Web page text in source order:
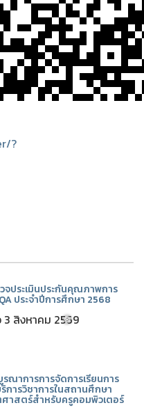
?
จประเมินประกันคุณภาพการ
ประจำปีการศึกษา 2568
3 สิงหาคม 2569
ณาการการจัดการเรียนการ
การวิชาการในสถานศึกษา
าสตร์สำหรับครูคอมพิวเตอร์
❅